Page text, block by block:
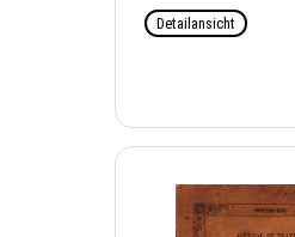
Detailansicht